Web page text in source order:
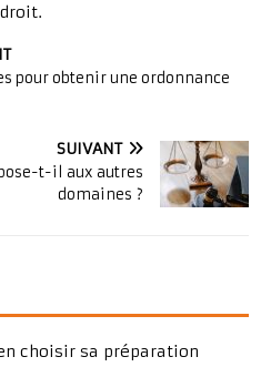
pour obtenir une ordonnance
SUIVANT
t-il aux autres
domaines ?
choisir sa préparation